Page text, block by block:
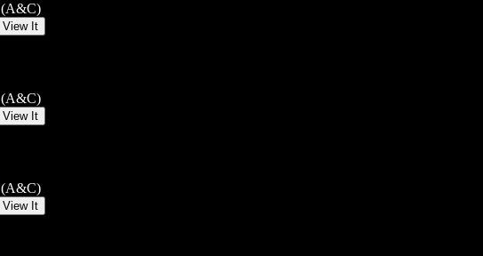
(A&C)
(A&C)
(A&C)